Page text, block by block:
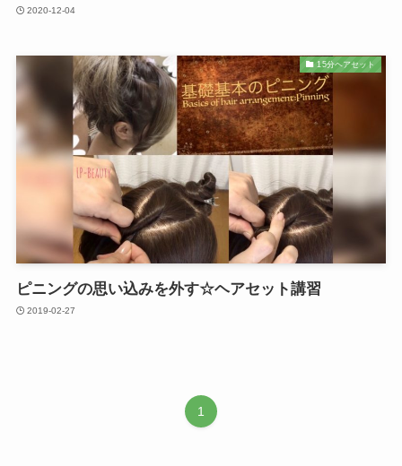
2020-12-04
15分ヘアセット
ピニングの思い込みを外す☆ヘアセット講習
2019-02-27
1